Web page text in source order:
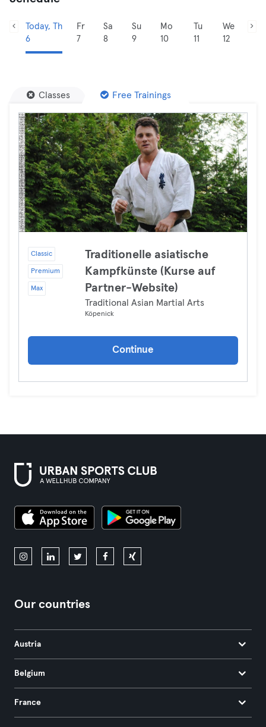
Today, Th
6
Fr
7
Sa
8
Su
9
Mo
10
Tu
11
We
12
Classes Free Trainings
Classic
Premium
Max
Traditionelle asiatische
Kampfkünste (Kurse auf
Partner-Website)
Traditional Asian Martial Arts
Köpenick
Continue
Our countries
Austria
Belgium
France